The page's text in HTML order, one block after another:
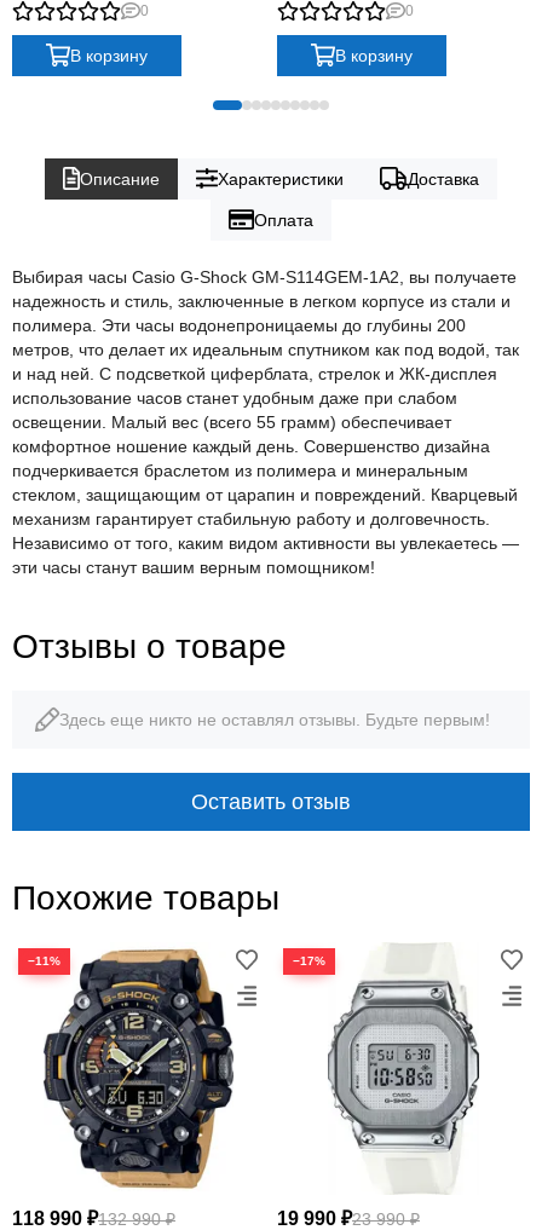
0
В корзину
0
В корзину
Описание Характеристики Доставка
Оплата
Выбирая часы Casio G-Shock GM-S114GEM-1A2, вы получаете
надежность и стиль, заключенные в легком корпусе из стали и
полимера. Эти часы водонепроницаемы до глубины 200
метров, что делает их идеальным спутником как под водой, так
и над ней. С подсветкой циферблата, стрелок и ЖК-дисплея
использование часов станет удобным даже при слабом
освещении. Малый вес (всего 55 грамм) обеспечивает
комфортное ношение каждый день. Совершенство дизайна
подчеркивается браслетом из полимера и минеральным
стеклом, защищающим от царапин и повреждений. Кварцевый
механизм гарантирует стабильную работу и долговечность.
Независимо от того, каким видом активности вы увлекаетесь —
эти часы станут вашим верным помощником!
Отзывы о товаре
Здесь еще никто не оставлял отзывы. Будьте первым!
Оставить отзыв
Похожие товары
−11%
118 990 ₽132 990 ₽
−17%
19 990 ₽23 990 ₽